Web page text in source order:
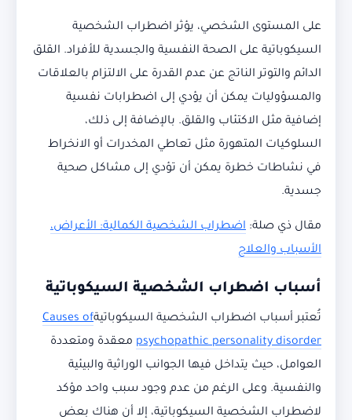
على المستوى الشخصي، يؤثر اضطراب الشخصية
السيكوباتية على الصحة النفسية والجسدية للأفراد. القلق
الدائم والتوتر الناتج عن عدم القدرة على الالتزام بالعلاقات
والمسؤوليات يمكن أن يؤدي إلى اضطرابات نفسية
إضافية مثل الاكتئاب والقلق. بالإضافة إلى ذلك،
السلوكيات المتهورة مثل تعاطي المخدرات أو الانخراط
في نشاطات خطرة يمكن أن تؤدي إلى مشاكل صحية
جسدية.
مقال ذي صلة: اضطراب الشخصية الكمالية: الأعراض،
الأسباب والعلاج
أسباب اضطراب الشخصية السيكوباتية
تُعتبر أسباب اضطراب الشخصية السيكوباتيةCauses of
psychopathic personality disorder معقدة ومتعددة
العوامل، حيث يتداخل فيها الجوانب الوراثية والبيئية
والنفسية. وعلى الرغم من عدم وجود سبب واحد مؤكد
لاضطراب الشخصية السيكوباتية، إلا أن هناك بعض